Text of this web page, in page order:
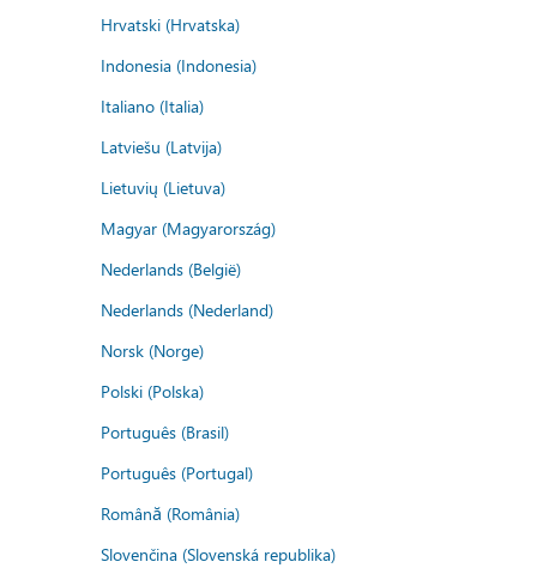
Hrvatski (Hrvatska)
Indonesia (Indonesia)
Italiano (Italia)
Latviešu (Latvija)
Lietuvių (Lietuva)
Magyar (Magyarország)
Nederlands (België)
Nederlands (Nederland)
Norsk (Norge)
Polski (Polska)
Português (Brasil)
Português (Portugal)
Română (România)
Slovenčina (Slovenská republika)